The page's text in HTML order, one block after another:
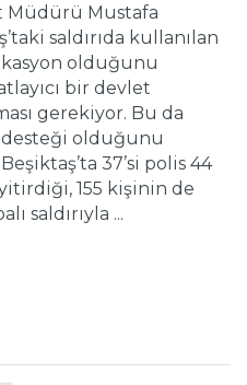
Müdürü Mustafa
saldırıda kullanılan
olduğunu
bir devlet
gerekiyor. Bu da
desteği olduğunu
37’si polis 44
155 kişinin de
saldırıyla ...